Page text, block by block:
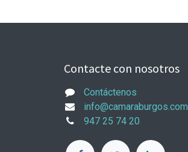
Contacte con nosotros
Contáctenos
info@camaraburgos.com
947 25 74 20